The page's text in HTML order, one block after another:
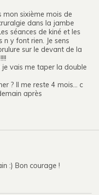
mon sixième mois de
dans la jambe
séances de kiné et les
y font rien. Je sens
sur le devant de la
je vais me taper la double
? Il me reste 4 mois… c
après
:) Bon courage !